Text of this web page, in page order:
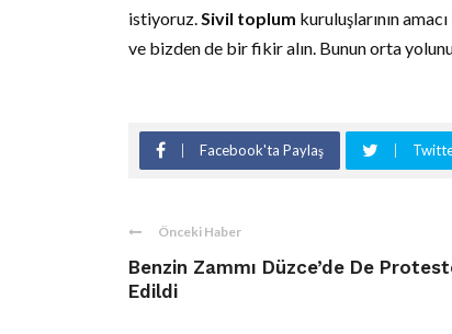
istiyoruz. Sivil toplum kuruluşlarının
ve bizden de bir fikir alın. Bunun orta
Facebook'ta Paylaş
Önceki Haber
Benzin Zammı Düzce’de De
Edildi